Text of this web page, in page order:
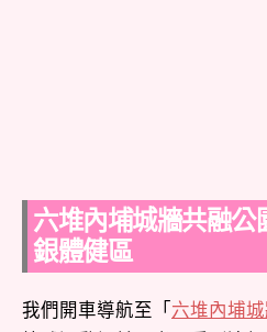
六堆內埔城牆共融公
銀體健區
我們開車導航至「六堆內埔